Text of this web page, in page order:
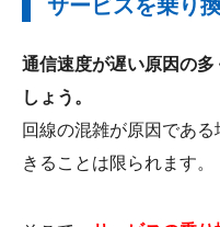
サービスを乗り
通信速度が遅い原因の
しょう。
回線の混雑が原因であ
きることは限られます。